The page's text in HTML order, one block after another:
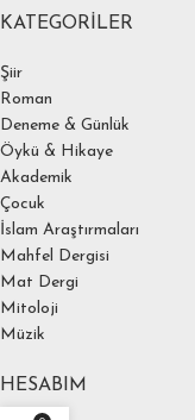
KATEGORILER
Şiir
Roman
Deneme & Günlük
Öykü & Hikaye
Akademik
Çocuk
İslam Araştırmaları
Mahfel Dergisi
Mat Dergi
Mitoloji
Müzik
HESABIM